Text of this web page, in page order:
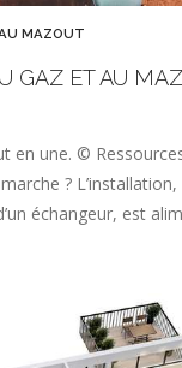
MAZOUT
GAZ ET AU
en une. ©
? L’installation,
échangeur, est